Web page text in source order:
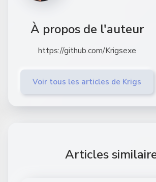
À propos de l'auteur
https://github.com/Krigsexe
Voir tous les articles de Krigs
Articles